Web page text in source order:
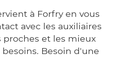
à Forfry en vous
avec les auxiliaires
proches et les mieux
besoins. Besoin d'une